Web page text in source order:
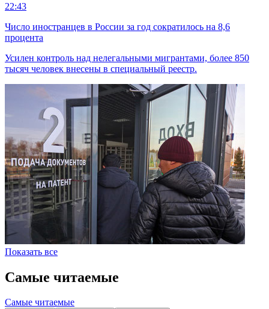
22:43
Число иностранцев в России за год сократилось на 8,6
процента
Усилен контроль над нелегальными мигрантами, более 850
тысяч человек внесены в специальный реестр.
Показать все
Самые читаемые
Самые читаемые